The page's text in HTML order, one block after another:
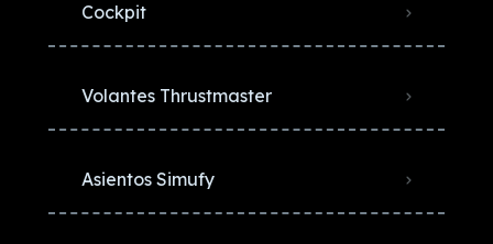
Cockpit
Volantes Thrustmaster
Asientos Simufy